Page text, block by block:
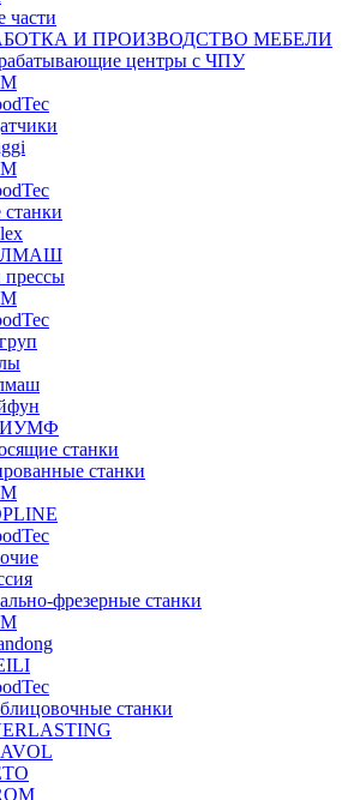
части
И ПРОИЗВОДСТВО МЕБЕЛИ
центры с ЧПУ
станки
станки
фрезерные станки
станки